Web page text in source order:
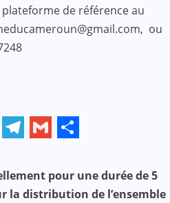
de référence au
ou
pour une durée de 5
la distribution de l’ensemble